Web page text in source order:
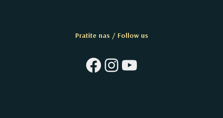
Pratite nas / Follow us
Facebook
Instagram
YouTube